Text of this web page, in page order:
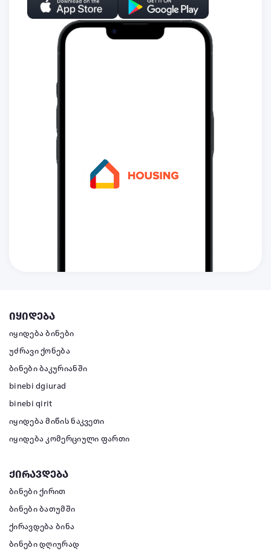
იყიდება
იყიდება ბინები
უძრავი ქონება
ბინები ბაკურიანში
binebi dgiurad
binebi qirit
იყიდება მიწის ნაკვეთი
იყიდება კომერციული ფართი
ქირავდება
ბინები ქირით
ბინები ბათუმში
ქირავდება ბინა
ბინები დღიურად